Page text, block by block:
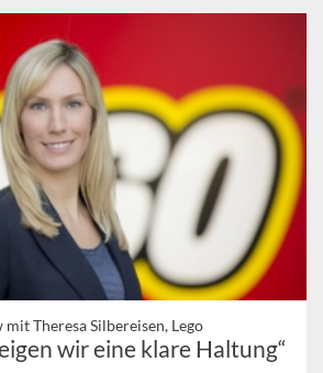
Theresa Silbereisen, Lego
wir eine klare Haltung“